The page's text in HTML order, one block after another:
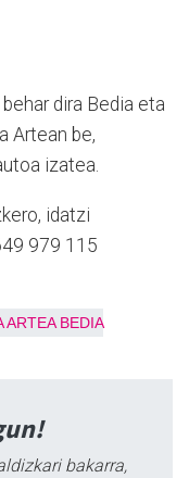
dira Bedia eta
Artean be,
izatea.
idatzi
979 115
ARTEA BEDIA
bakarra,